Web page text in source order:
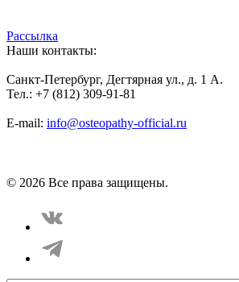
Рассылка
Наши контакты:
Санкт-Петербург, Дегтярная ул., д. 1 А.
Тел.: +7 (812) 309-91-81
E-mail: info@osteopathy-official.ru
© 2026 Все права защищены.